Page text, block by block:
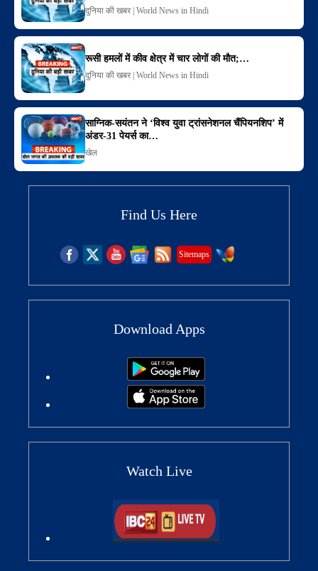
दुनिया की खबर | World News in Hindi
रूसी हमलों में कीव क्षेत्र में चार लोगों की मौत;…
दुनिया की खबर | World News in Hindi
साग्निक-सयंतन ने ‘विश्व युवा ट्रांसनेशनल चैंपियनशिप’ में
अंडर-31 पेयर्स का…
खेल
Find Us Here
Sitemaps
Download Apps
Watch Live